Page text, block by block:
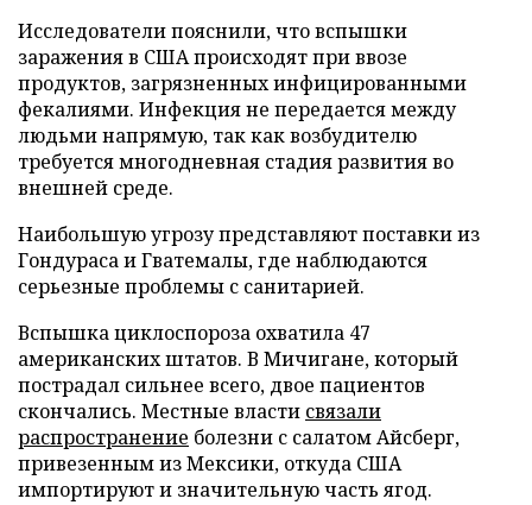
Исследователи пояснили, что вспышки
заражения в США происходят при ввозе
продуктов, загрязненных инфицированными
фекалиями. Инфекция не передается между
людьми напрямую, так как возбудителю
требуется многодневная стадия развития во
внешней среде.
Наибольшую угрозу представляют поставки из
Гондураса и Гватемалы, где наблюдаются
серьезные проблемы с санитарией.
Вспышка циклоспороза охватила 47
американских штатов. В Мичигане, который
пострадал сильнее всего, двое пациентов
скончались. Местные власти связали
распространение болезни с салатом Айсберг,
привезенным из Мексики, откуда США
импортируют и значительную часть ягод.